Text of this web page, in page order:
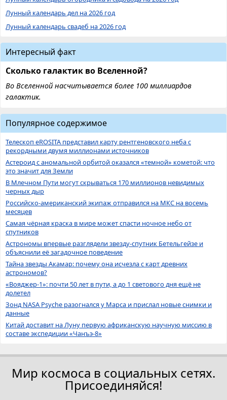
Лунный календарь дел на 2026 год
Лунный календарь свадеб на 2026 год
Интересный факт
Сколько галактик во Вселенной?
Во Вселенной насчитывается более 100 миллиардов
галактик.
Популярное содержимое
Телескоп eROSITA представил карту рентгеновского неба с
рекордными двумя миллионами источников
Астероид с аномальной орбитой оказался «темной» кометой: что
это значит для Земли
В Млечном Пути могут скрываться 170 миллионов невидимых
черных дыр
Российско-американский экипаж отправился на МКС на восемь
месяцев
Самая чёрная краска в мире может спасти ночное небо от
спутников
Астрономы впервые разглядели звезду-спутник Бетельгейзе и
объяснили её загадочное поведение
Тайна звезды Акамар: почему она исчезла с карт древних
астрономов?
«Вояджер-1»: почти 50 лет в пути, а до 1 светового дня ещё не
долетел
Зонд NASA Psyche разогнался у Марса и прислал новые снимки и
данные
Китай доставит на Луну первую африканскую научную миссию в
составе экспедиции «Чанъэ-8»
Мир космоса в социальных сетях.
Присоединяйся!